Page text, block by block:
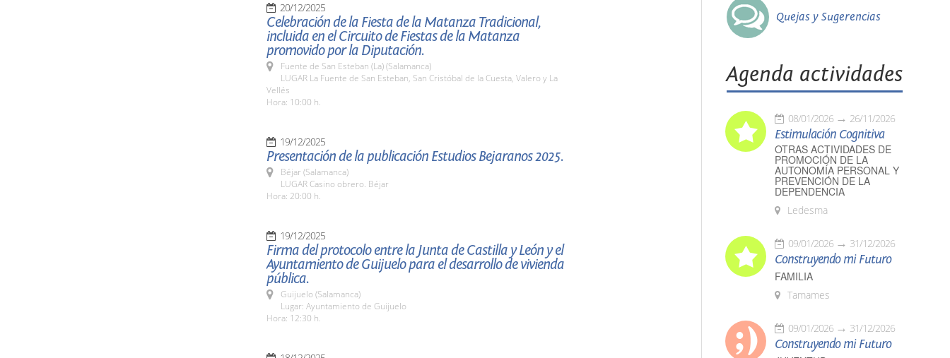
20/12/2025
Celebración de la Fiesta de la Matanza Tradicional,
incluida en el Circuito de Fiestas de la Matanza
promovido por la Diputación.
Fuente de San Esteban (La) (Salamanca)
LUGAR La Fuente de San Esteban, San Cristóbal de la Cuesta, Valero y La
Vellés
Hora: 10:00 h.
19/12/2025
Presentación de la publicación Estudios Bejaranos 2025.
Béjar (Salamanca)
LUGAR Casino obrero. Béjar
Hora: 20:00 h.
19/12/2025
Firma del protocolo entre la Junta de Castilla y León y el
Ayuntamiento de Guijuelo para el desarrollo de vivienda
pública.
Guijuelo (Salamanca)
Lugar: Ayuntamiento de Guijuelo
Hora: 12:30 h.
Quejas y Sugerencias
Agenda actividades
08/01/2026 26/11/2026
Estimulación Cognitiva
OTRAS ACTIVIDADES DE
PROMOCIÓN DE LA
AUTONOMÍA PERSONAL Y
PREVENCIÓN DE LA
DEPENDENCIA
Ledesma
09/01/2026 31/12/2026
Construyendo mi Futuro
FAMILIA
Tamames
09/01/2026 31/12/2026
Construyendo mi Futuro